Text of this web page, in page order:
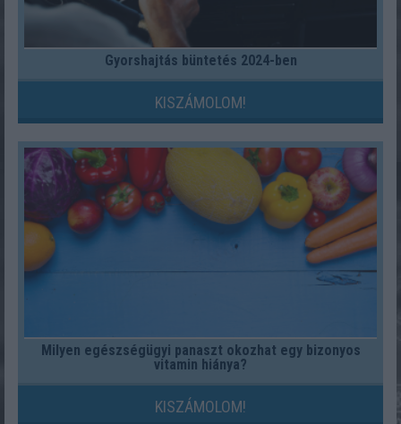
Gyorshajtás büntetés 2024-ben
KISZÁMOLOM!
Milyen egészségügyi panaszt okozhat egy bizonyos
vitamin hiánya?
KISZÁMOLOM!